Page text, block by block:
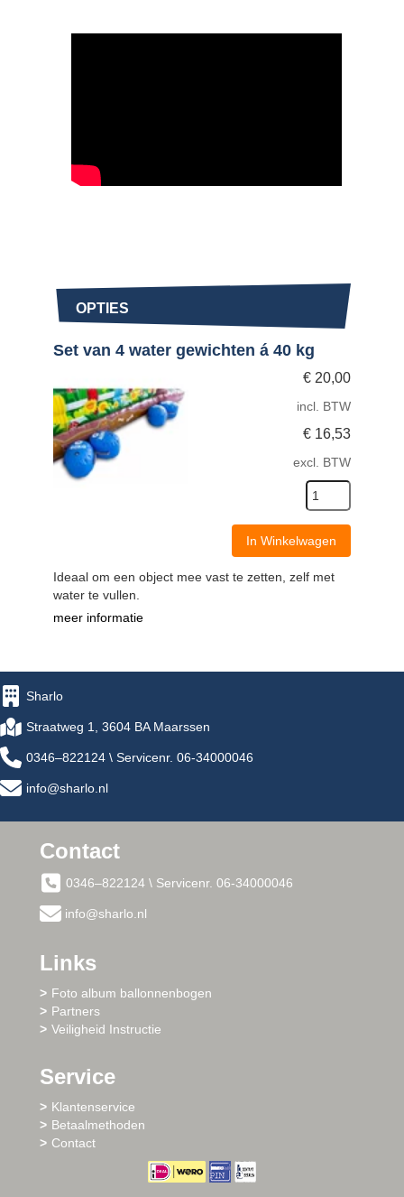
OPTIES
Set van 4 water gewichten á 40 kg
€ 20,00
incl. BTW
€ 16,53
excl. BTW
In Winkelwagen
Ideaal om een object mee vast te zetten, zelf met
water te vullen.
meer informatie
Sharlo
Straatweg 1, 3604 BA Maarssen
0346–822124 \ Servicenr. 06-34000046
info@sharlo.nl
Contact
0346–822124 \ Servicenr. 06-34000046
info@sharlo.nl
Links
Foto album ballonnenbogen
Partners
Veiligheid Instructie
Service
Klantenservice
Betaalmethoden
Contact